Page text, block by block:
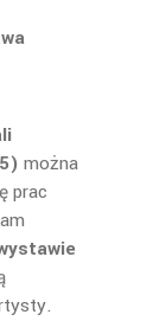
można
prac